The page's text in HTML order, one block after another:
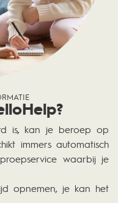
is, kan je beroep op
immers automatisch
waarbij je
opnemen, je kan het